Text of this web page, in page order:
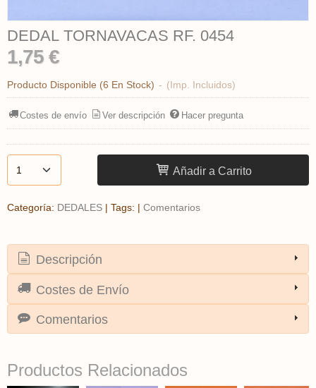
DEDAL TORNAVACAS RF. 0454
1,75 €
Producto Disponible (6 En Stock) - (Imp. Incluidos)
Costes de envío Ver descripción Hacer pregunta
Añadir a Carrito
Categoría: DEDALES | Tags: | Comentarios
Descripción
Costes de Envío
Comentarios
Productos Relacionados